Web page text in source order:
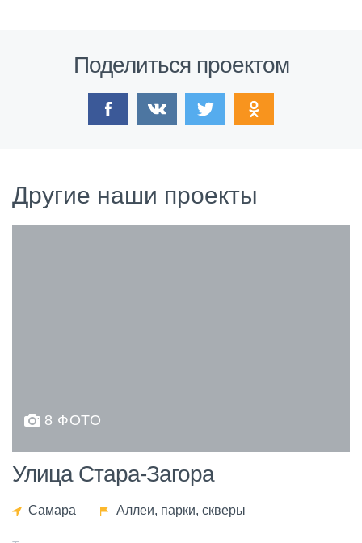
Поделиться проектом
Другие наши проекты
8 ФОТО
Улица Стара-Загора
Самара Аллеи, парки, скверы